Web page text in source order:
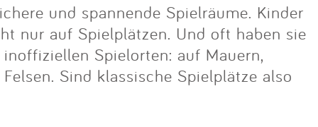
und spannende Spielräume. Kinder
nur auf Spielplätzen. Und oft haben sie
Spielorten: auf Mauern,
Sind klassische Spielplätze also